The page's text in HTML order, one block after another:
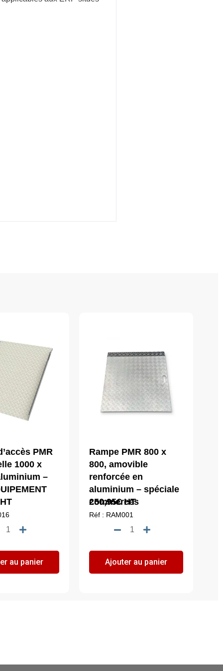
PMR
1000 x
–
HT
quantité
Rampe
d'accès
au panier
Rampe PMR 800 x
800, amovible
renforcée en
aluminium – spéciale
commerces
250,95€HT
Réf : RAM001
quantité
Rampe
PMR
Ajouter au panier